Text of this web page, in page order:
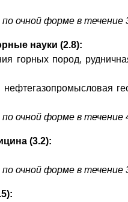
очной форме в течение
науки (2.8):
горных пород,
очной форме в течение
(3.2):
очной форме в течение